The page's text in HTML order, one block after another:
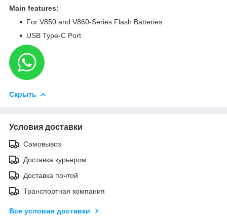
Main features:
For V850 and V860-Series Flash Batteries
USB Type-C Port
Скрыть
Условия доставки
Самовывоз
Доставка курьером
Доставка почтой
Транспортная компания
Все условия доставки